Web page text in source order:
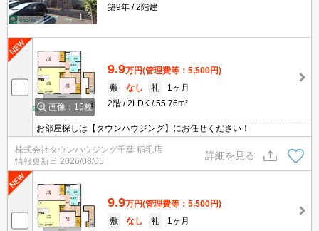
築9年
2階建
画像：15枚
9.9万円(管理費等：5,500円)
敷
なし 礼
1ヶ月
2階
2LDK 55.76m²
お部屋探しは【タウンハウジング】にお任せください！
株式会社タウンハウジング千葉 稲毛店
情報更新日 2026/08/05
詳細を見る
9.9万円(管理費等：5,500円)
敷
なし 礼
1ヶ月